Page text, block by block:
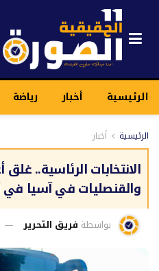
الرئيسية أخبار رياضة
الرئيسية أخبار
الانتخابات الرئاسية..
والقنصليات في آسيا في
بواسطة فريق التحرير